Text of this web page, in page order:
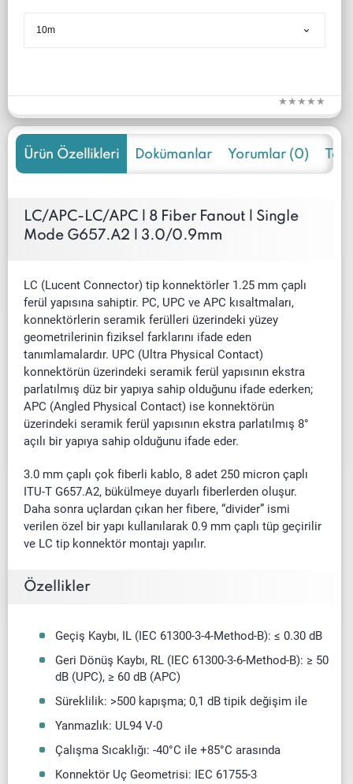
Ürün Özellikleri Dokümanlar Yorumlar (0)
LC/APC-LC/APC | 8 Fiber Fanout | Single
Mode G657.A2 | 3.0/0.9mm
LC (Lucent Connector) tip konnektörler 1.25 mm çaplı
ferül yapısına sahiptir. PC, UPC ve APC kısaltmaları,
konnektörlerin seramik ferülleri üzerindeki yüzey
geometrilerinin fiziksel farklarını ifade eden
tanımlamalardır. UPC (Ultra Physical Contact)
konnektörün üzerindeki seramik ferül yapısının ekstra
parlatılmış düz bir yapıya sahip olduğunu ifade ederken;
APC (Angled Physical Contact) ise konnektörün
üzerindeki seramik ferül yapısının ekstra parlatılmış 8°
açılı bir yapıya sahip olduğunu ifade eder.
3.0 mm çaplı çok fiberli kablo, 8 adet 250 micron çaplı
ITU-T G657.A2, bükülmeye duyarlı fiberlerden oluşur.
Daha sonra uçlardan çıkan her fibere, “divider” ismi
verilen özel bir yapı kullanılarak 0.9 mm çaplı tüp geçirilir
ve LC tip konnektör montajı yapılır.
Özellikler
Geçiş Kaybı, IL (IEC 61300-3-4-Method-B): ≤ 0.30 dB
Geri Dönüş Kaybı, RL (IEC 61300-3-6-Method-B): ≥ 50
dB (UPC), ≥ 60 dB (APC)
Süreklilik: >500 kapışma; 0,1 dB tipik değişim ile
Yanmazlık: UL94 V-0
Çalışma Sıcaklığı: -40°C ile +85°C arasında
Konnektör Uç Geometrisi: IEC 61755-3